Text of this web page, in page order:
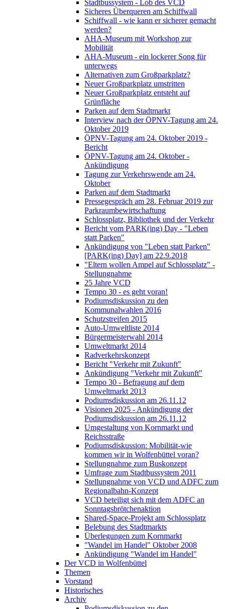
Stadtbussystem - Lob des VCD
Sicheres Überqueren am Schiffwall
Schiffwall - wie kann er sicherer gemacht
werden?
AHA-Museum mit Workshop zur
Mobilität
AHA-Museum - ein lockerer Song für
unterwegs
Alternativen zum Großparkplatz?
Neuer Großparkplatz umstritten
Neuer Großparkplatz entsteht auf
Grünfläche
Parken auf dem Stadtmarkt
Interview nach der ÖPNV-Tagung am 24.
Oktober 2019
ÖPNV-Tagung am 24. Oktober 2019 -
Bericht
ÖPNV-Tagung am 24. Oktober -
Ankündigung
Tagung zur Verkehrswende am 24.
Oktober
Parken auf dem Stadtmarkt
Pressegespräch am 28. Februar 2019 zur
Parkraumbewirtschaftung
Schlossplatz, Bibliothek und der Verkehr
Bericht vom PARK(ing) Day - "Leben
statt Parken"
Ankündigung von "Leben statt Parken"
[PARK(ing) Day] am 22.9.2018
"Eltern wollen Ampel auf Schlossplatz" -
Stellungnahme
25 Jahre VCD
Tempo 30 - es geht voran!
Podiumsdiskussion zu den
Kommunalwahlen 2016
Schutzstreifen 2015
Auto-Umweltliste 2014
Bürgermeisterwahl 2014
Umweltmarkt 2014
Radverkehrskonzept
Bericht "Verkehr mit Zukunft"
Ankündigung "Verkehr mit Zukunft"
Tempo 30 - Befragung auf dem
Umweltmarkt 2013
Podiumsdiskussion am 26.11.12
Visionen 2025 - Ankündigung der
Podiumsdiskussion am 26.11.12
Umgestaltung von Kornmarkt und
Reichsstraße
Podiumsdiskussion: Mobilität-wie
kommen wir in Wolfenbüttel voran?
Stellungnahme zum Buskonzept
Umfrage zum Stadtbussystem 2011
Stellungnahme von VCD und ADFC zum
Regionalbahn-Konzept
VCD beteiligt sich mit dem ADFC an
Sonntagsbrötchenaktion
Shared-Space-Projekt am Schlossplatz
Belebung des Stadtmarkts
Überlegungen zum Kornmarkt
"Wandel im Handel" Oktober 2008
Ankündigung "Wandel im Handel"
Der VCD in Wolfenbüttel
Themen
Vorstand
Historisches
Archiv